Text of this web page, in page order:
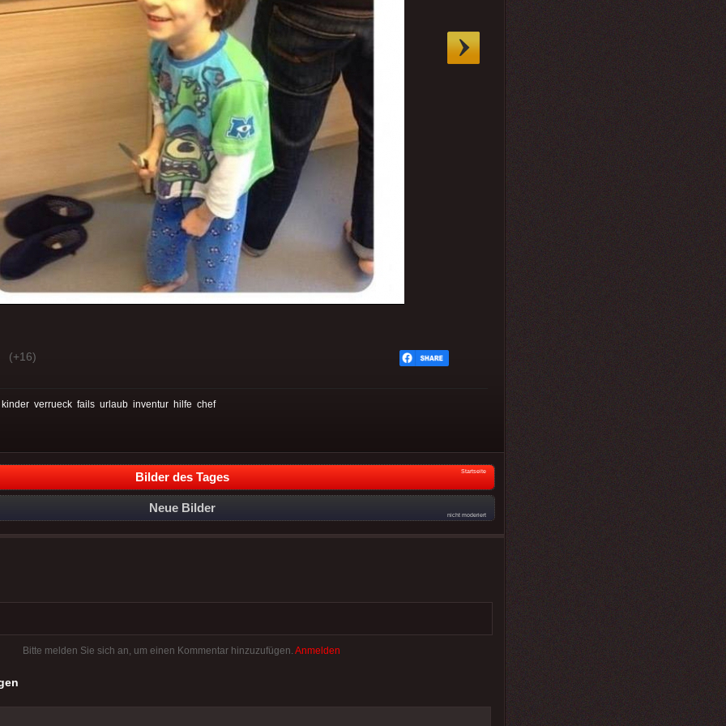
(+16)
kinder verrueck fails urlaub inventur hilfe chef
Bilder des Tages Startseite
Neue Bilder
nicht moderiert
Bitte melden Sie sich an, um einen Kommentar hinzuzufügen. Anmelden